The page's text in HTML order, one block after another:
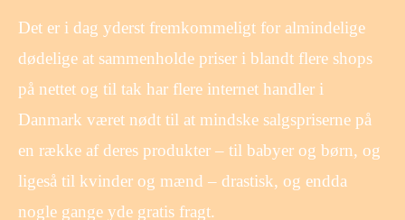
Det er i dag yderst fremkommeligt for almindelige
dødelige at sammenholde priser i blandt flere shops
på nettet og til tak har flere internet handler i
Danmark været nødt til at mindske salgspriserne på
en række af deres produkter – til babyer og børn, og
ligeså til kvinder og mænd – drastisk, og endda
nogle gange yde gratis fragt.